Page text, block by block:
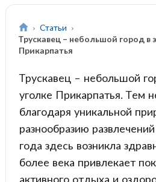
Статьи
Трускавец – небольшой город в
Прикарпатья
Трускавец – небольшой
уголке Прикарпатья. Тем
благодаря уникальной
разнообразию
года здесь возникла
более века привлекает
активного отдыха и